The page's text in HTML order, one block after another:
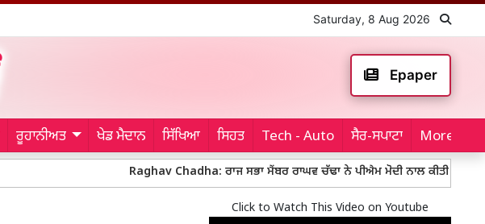
Saturday, 8 Aug 2026
Epaper
ਰੂਹਾਨੀਅਤ ਖੇਡ ਮੈਦਾਨ ਸਿੱਖਿਆ ਸਿਹਤ Tech - Auto ਸੈਰ-ਸਪਾਟਾ More...
Raghav Chadha: ਰਾਜ ਸਭਾ ਮੈਂਬਰ ਰਾਘਵ ਚੱਢਾ ਨੇ ਪੀਐਮ ਮੋਦੀ ਨਾਲ ਕੀਤੀ ਮੁਲਾਕਾਤ, ਗੱਲਬਾਤ ਨੂੰ
Click to Watch This Video on Youtube